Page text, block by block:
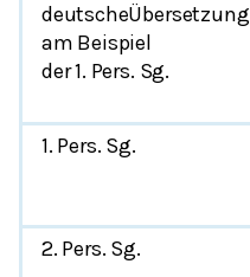
deutscheÜbersetzung
am Beispiel
der 1. Pers. Sg.
1. Pers. Sg.
2. Pers. Sg.